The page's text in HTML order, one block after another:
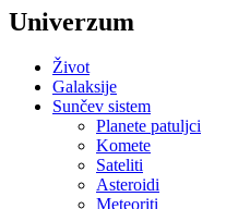
Univerzum
Život
Galaksije
Sunčev sistem
Planete patuljci
Komete
Sateliti
Asteroidi
Meteoriti